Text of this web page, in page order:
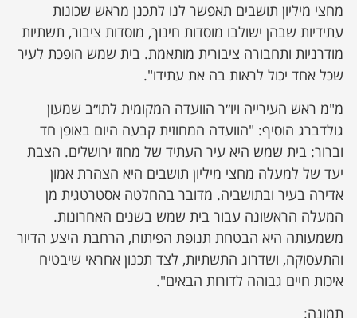
מחצי מיליון תושבים תאפשר לנו לתכנן מראש שכונות
עתידיות שבהן ישולבו מוסדות חינוך, מוסדות ציבור, תשתיות
מודרניות ותחבורה ציבורית מותאמת. בית שמש הופכת לעיר
שכל אחד יכול לראות בה את עתידו".
מ"מ ראש העירייה ויו״ר הוועדה המקומית לתו״ב שמעון
גולדברג הוסיף: "הוועדה המחוזית קבעה היום באופן חד
וברור: בית שמש היא עיר העתיד של מחוז ירושלים. הצבת
יעד של למעלה מחצי מיליון תושבים היא הצהרת אמון
אדירה בעיר ובתושביה. מדובר בהחלטה אסטרטגית מן
המעלה הראשונה עבור בית שמש בשנים האחרונות.
משמעותה היא הבטחת תנופת הפיתוח, הרחבת היצע הדיור
והתעסוקה, ושדרוג התשתיות, לצד תכנון אחראי שיבטיח
איכות חיים גבוהה לדורות הבאים".
תמונה: